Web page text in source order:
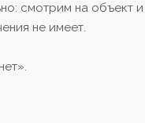
смотрим на объект и
не имеет.